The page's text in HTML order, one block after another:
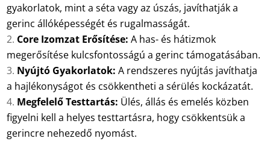
gyakorlatok, mint a séta vagy az úszás, javíthatják a
gerinc állóképességét és rugalmasságát.
Core Izomzat Erősítése: A has- és hátizmok
megerősítése kulcsfontosságú a gerinc támogatásában.
Nyújtó Gyakorlatok: A rendszeres nyújtás javíthatja
a hajlékonyságot és csökkentheti a sérülés kockázatát.
Megfelelő Testtartás: Ülés, állás és emelés közben
figyelni kell a helyes testtartásra, hogy csökkentsük a
gerincre nehezedő nyomást.